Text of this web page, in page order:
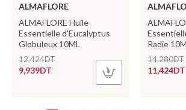
ALMAFLORE
ALMAFLORE Huile
Essentielle d'Eucalyptus
Globuleux 10ML
9,939DT
12,424DT
Radie
11,424DT
14,280DT